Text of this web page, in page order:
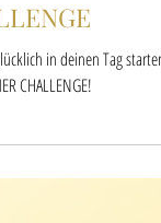
in deinen Tag starten?